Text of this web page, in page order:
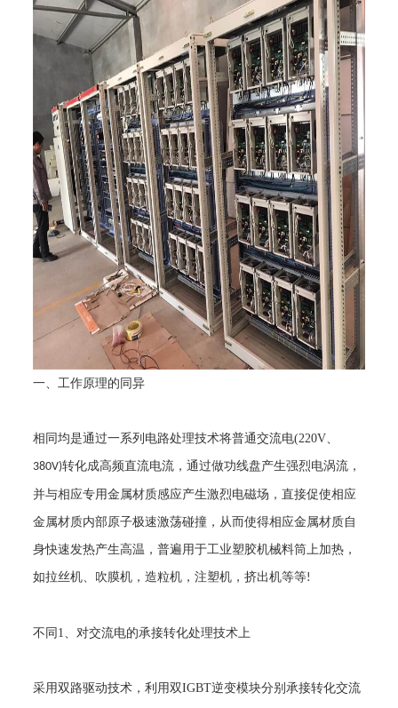
一、工作原理的同异
相同均是通过一系列电路处理技术将普通交流电(220V、
380V)转化成高频直流电流，通过做功线盘产生强烈电涡流，
并与相应专用金属材质感应产生激烈电磁场，直接促使相应
金属材质内部原子极速激荡碰撞，从而使得相应金属材质自
身快速发热产生高温，普遍用于工业塑胶机械料筒上加热，
如拉丝机、吹膜机，造粒机，注塑机，挤出机等等!
不同 1、对交流电的承接转化处理技术上
采用双路驱动技术，利用双IGBT逆变模块分别承接转化交流